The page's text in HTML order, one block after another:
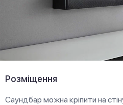
Розміщення
Саундбар можна кріпити на